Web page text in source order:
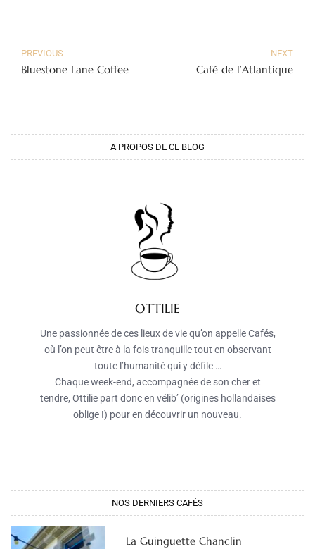
PREVIOUS
Bluestone Lane Coffee
NEXT
Café de l’Atlantique
A PROPOS DE CE BLOG
OTTILIE
Une passionnée de ces lieux de vie qu’on appelle Cafés,
où l’on peut être à la fois tranquille tout en observant
toute l’humanité qui y défile …
Chaque week-end, accompagnée de son cher et
tendre, Ottilie part donc en vélib’ (origines hollandaises
oblige !) pour en découvrir un nouveau.
NOS DERNIERS CAFÉS
La Guinguette Chanclin